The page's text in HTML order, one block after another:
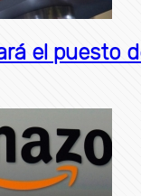
el puesto